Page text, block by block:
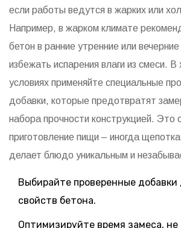
если работы ведутся в жарких или
Например, в жарком климате
бетон в ранние утренние или
избежать испарения влаги из смеси.
условиях применяйте специальные
добавки, которые предотвратят
набора прочности конструкцией. Это
приготовление пищи – иногда
делает блюдо уникальным и
Выбирайте проверенные
свойств бетона.
Оптимизируйте время замеса, не